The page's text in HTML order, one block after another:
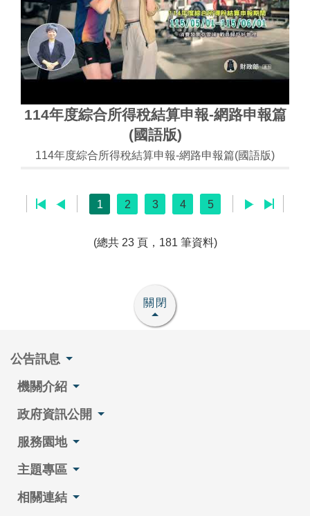
114年度綜合所得稅結算申報-網路申報篇
(國語版)
114年度綜合所得稅結算申報-網路申報篇(國語版)
1 2 3 4 5
(總共 23 頁，181 筆資料)
關閉
公告訊息
機關介紹
政府資訊公開
服務園地
主題專區
相關連結